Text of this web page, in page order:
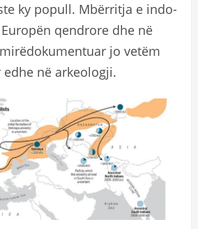
ky popull. Mbërritja e indo-
qendrore dhe në
jo vetëm
në arkeologji.